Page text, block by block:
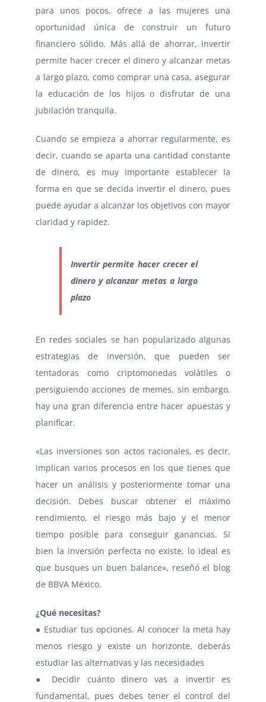
para unos pocos, ofrece a las mujeres una
oportunidad única de construir un futuro
financiero sólido. Más allá de ahorrar, invertir
permite hacer crecer el dinero y alcanzar metas
a largo plazo, como comprar una casa, asegurar
la educación de los hijos o disfrutar de una
jubilación tranquila.
Cuando se empieza a ahorrar regularmente, es
decir, cuando se aparta una cantidad constante
de dinero, es muy importante establecer la
forma en que se decida invertir el dinero, pues
puede ayudar a alcanzar los objetivos con mayor
claridad y rapidez.
Invertir permite hacer crecer el
dinero y alcanzar metas a largo
plazo
En redes sociales se han popularizado algunas
estrategias de inversión, que pueden ser
tentadoras como criptomonedas volátiles o
persiguiendo acciones de memes, sin embargo,
hay una gran diferencia entre hacer apuestas y
planificar.
«Las inversiones son actos racionales, es decir,
implican varios procesos en los que tienes que
hacer un análisis y posteriormente tomar una
decisión. Debes buscar obtener el máximo
rendimiento, el riesgo más bajo y el menor
tiempo posible para conseguir ganancias. Si
bien la inversión perfecta no existe, lo ideal es
que busques un buen balance», reseñó el blog
de BBVA México.
¿Qué necesitas?
● Estudiar tus opciones. Al conocer la meta hay
menos riesgo y existe un horizonte, deberás
estudiar las alternativas y las necesidades
● Decidir cuánto dinero vas a invertir es
fundamental, pues debes tener el control del